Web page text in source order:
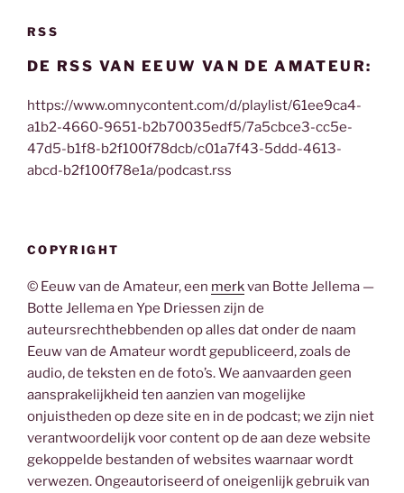
RSS
DE RSS VAN EEUW VAN DE AMATEUR:
https://www.omnycontent.com/d/playlist/61ee9ca4-
a1b2-4660-9651-b2b70035edf5/7a5cbce3-cc5e-
47d5-b1f8-b2f100f78dcb/c01a7f43-5ddd-4613-
abcd-b2f100f78e1a/podcast.rss
COPYRIGHT
© Eeuw van de Amateur, een merkvan Botte Jellema —
Botte Jellema en Ype Driessen zijn de
auteursrechthebbenden op alles dat onder de naam
Eeuw van de Amateur wordt gepubliceerd, zoals de
audio, de teksten en de foto’s. We aanvaarden geen
aansprakelijkheid ten aanzien van mogelijke
onjuistheden op deze site en in de podcast; we zijn niet
verantwoordelijk voor content op de aan deze website
gekoppelde bestanden of websites waarnaar wordt
verwezen. Ongeautoriseerd of oneigenlijk gebruik van